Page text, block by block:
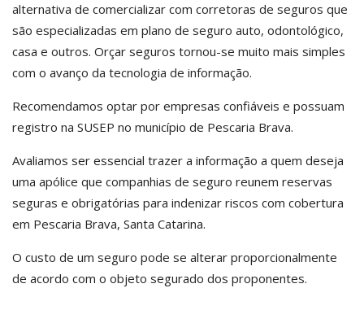
alternativa de comercializar com corretoras de seguros que
são especializadas em plano de seguro auto, odontológico,
casa e outros. Orçar seguros tornou-se muito mais simples
com o avanço da tecnologia de informação.
Recomendamos optar por empresas confiáveis e possuam
registro na SUSEP no município de Pescaria Brava.
Avaliamos ser essencial trazer a informação a quem deseja
uma apólice que companhias de seguro reunem reservas
seguras e obrigatórias para indenizar riscos com cobertura
em Pescaria Brava, Santa Catarina.
O custo de um seguro pode se alterar proporcionalmente
de acordo com o objeto segurado dos proponentes.